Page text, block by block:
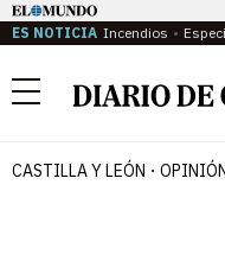
ES NOTICIA Incendios
Menú
CASTILLA Y LEÓN